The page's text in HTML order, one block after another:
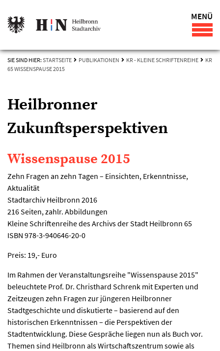
MENÜ
SIE SIND HIER: STARTSEITE PUBLIKATIONEN KR - KLEINE SCHRIFTENREIHE
KR
65 WISSENSPAUSE 2015
Heilbronner
Zukunftsperspektiven
Wissenspause 2015
Zehn Fragen an zehn Tagen – Einsichten, Erkenntnisse,
Aktualität
Stadtarchiv Heilbronn 2016
216 Seiten, zahlr. Abbildungen
Kleine Schriftenreihe des Archivs der Stadt Heilbronn 65
ISBN 978-3-940646-20-0
Preis: 19,- Euro
Im Rahmen der Veranstaltungsreihe "Wissenspause 2015"
beleuchtete Prof. Dr. Christhard Schrenk mit Experten und
Zeitzeugen zehn Fragen zur jüngeren Heilbronner
Stadtgeschichte und diskutierte – basierend auf den
historischen Erkenntnissen – die Perspektiven der
Stadtentwicklung. Diese Gespräche liegen nun als Buch vor.
Themen sind Heilbronn als Wirtschaftszentrum sowie als